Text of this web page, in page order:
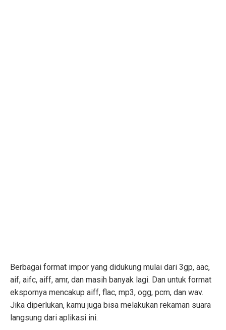
Berbagai format impor yang didukung mulai dari 3gp, aac,
aif, aifc, aiff, amr, dan masih banyak lagi. Dan untuk format
ekspornya mencakup aiff, flac, mp3, ogg, pcm, dan wav.
Jika diperlukan, kamu juga bisa melakukan rekaman suara
langsung dari aplikasi ini.